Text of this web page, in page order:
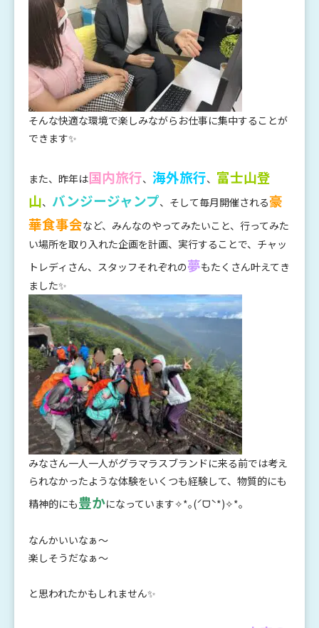
そんな快適な環境で楽しみながらお仕事に集中することが
できます✨
また、昨年は国内旅行、 海外旅行、 富士山登
山、 バンジージャンプ、そして毎月開催される豪
華食事会など、みんなのやってみたいこと、行ってみた
い場所を取り入れた企画を計画、実行することで、チャッ
トレディさん、スタッフそれぞれの夢もたくさん叶えてき
ました✨
みなさん一人一人がグラマラスブランドに来る前では考え
られなかったような体験をいくつも経験して、物質的にも
精神的にも豊かになっています✧*｡(ˊᗜˋ*)✧*｡
なんかいいなぁ〜
楽しそうだなぁ〜
と思われたかもしれません✨